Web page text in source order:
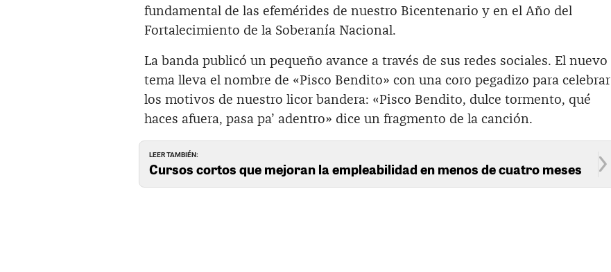
fundamental de las efemérides de nuestro Bicentenario y en el Año del
Fortalecimiento de la Soberanía Nacional.
La banda publicó un pequeño avance a través de sus redes sociales. El nuevo
tema lleva el nombre de «Pisco Bendito» con una coro pegadizo para celebrar
los motivos de nuestro licor bandera: «Pisco Bendito, dulce tormento, qué
haces afuera, pasa pa’ adentro» dice un fragmento de la canción.
LEER TAMBIÉN:
Cursos cortos que mejoran la empleabilidad en menos de cuatro meses